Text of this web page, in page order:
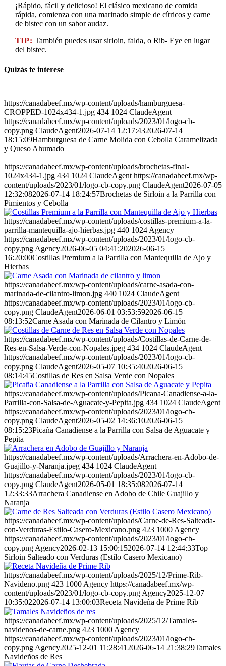
¡Rápido, fácil y delicioso! El clásico mexicano de comida
rápida, comienza con una marinado simple de cítricos y carne
de bistec con un sabor audaz.
TIP: También puedes usar sirloin, falda, o Rib- Eye en lugar
del bistec.
Quizás te interese
https://canadabeef.mx/wp-content/uploads/hamburguesa-
CROPPED-1024x434-1.jpg 434 1024 ClaudeAgent
https://canadabeef.mx/wp-content/uploads/2023/01/logo-cb-
copy.png ClaudeAgent2026-07-14 12:17:432026-07-14
18:15:09Hamburguesa de Carne Molida con Cebolla Caramelizada
y Queso Ahumado
https://canadabeef.mx/wp-content/uploads/brochetas-final-
1024x434-1.jpg 434 1024 ClaudeAgent https://canadabeef.mx/wp-
content/uploads/2023/01/logo-cb-copy.png ClaudeAgent2026-07-05
12:32:082026-07-14 18:24:57Brochetas de Sirloin a la Parrilla con
Pimientos y Cebolla
https://canadabeef.mx/wp-content/uploads/costillas-premium-a-la-
parrilla-mantequilla-ajo-hierbas.jpg 440 1024 Agency
https://canadabeef.mx/wp-content/uploads/2023/01/logo-cb-
copy.png Agency2026-06-05 04:41:202026-06-15
16:20:00Costillas Premium a la Parrilla con Mantequilla de Ajo y
Hierbas
https://canadabeef.mx/wp-content/uploads/carne-asada-con-
marinada-de-cilantro-limon.jpg 440 1024 ClaudeAgent
https://canadabeef.mx/wp-content/uploads/2023/01/logo-cb-
copy.png ClaudeAgent2026-06-01 03:53:592026-06-15
08:13:52Carne Asada con Marinada de Cilantro y Limón
https://canadabeef.mx/wp-content/uploads/Costillas-de-Carne-de-
Res-en-Salsa-Verde-con-Nopales.jpeg 434 1024 ClaudeAgent
https://canadabeef.mx/wp-content/uploads/2023/01/logo-cb-
copy.png ClaudeAgent2026-05-07 10:35:402026-06-15
08:14:45Costillas de Res en Salsa Verde con Nopales
https://canadabeef.mx/wp-content/uploads/Picana-Canadiense-a-la-
Parrilla-con-Salsa-de-Aguacate-y-Pepita.jpg 434 1024 ClaudeAgent
https://canadabeef.mx/wp-content/uploads/2023/01/logo-cb-
copy.png ClaudeAgent2026-05-02 14:36:102026-06-15
08:15:23Picaña Canadiense a la Parrilla con Salsa de Aguacate y
Pepita
https://canadabeef.mx/wp-content/uploads/Arrachera-en-Adobo-de-
Guajillo-y-Naranja.jpeg 434 1024 ClaudeAgent
https://canadabeef.mx/wp-content/uploads/2023/01/logo-cb-
copy.png ClaudeAgent2026-05-01 18:35:082026-07-14
12:33:33Arrachera Canadiense en Adobo de Chile Guajillo y
Naranja
https://canadabeef.mx/wp-content/uploads/Carne-de-Res-Salteada-
con-Verduras-Estilo-Casero-Mexicano.png 423 1000 Agency
https://canadabeef.mx/wp-content/uploads/2023/01/logo-cb-
copy.png Agency2026-02-13 15:00:152026-07-14 12:44:33Top
Sirloin Salteado con Verduras (Estilo Casero Mexicano)
https://canadabeef.mx/wp-content/uploads/2025/12/Prime-Rib-
Navideno.png 423 1000 Agency https://canadabeef.mx/wp-
content/uploads/2023/01/logo-cb-copy.png Agency2025-12-07
10:35:022026-07-14 13:00:03Receta Navideña de Prime Rib
https://canadabeef.mx/wp-content/uploads/2025/12/Tamales-
navidenos-de-carne.png 423 1000 Agency
https://canadabeef.mx/wp-content/uploads/2023/01/logo-cb-
copy.png Agency2025-12-01 11:28:41 2026-06-14 21:38:29Tamales
Navideños de Res